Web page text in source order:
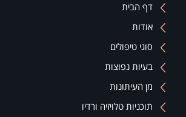
דף הבית
אודות
סוגי טיפולים
בעיות נפוצות
מן העיתונות
תוכניות טלויזיה ורדיו